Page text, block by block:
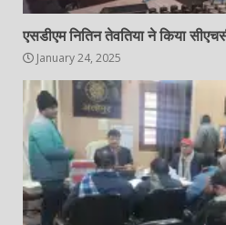
एसडीएम नितिन तेवतिया ने किया
January 24, 2025